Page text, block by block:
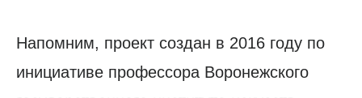
Напомним, проект создан в 2016 году по
инициативе профессора Воронежского